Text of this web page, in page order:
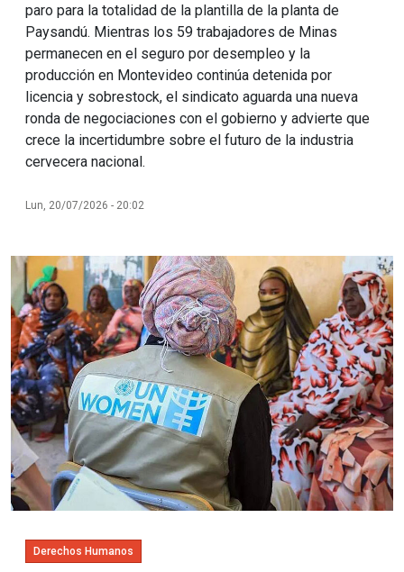
paro para la totalidad de la plantilla de la planta de
Paysandú. Mientras los 59 trabajadores de Minas
permanecen en el seguro por desempleo y la
producción en Montevideo continúa detenida por
licencia y sobrestock, el sindicato aguarda una nueva
ronda de negociaciones con el gobierno y advierte que
crece la incertidumbre sobre el futuro de la industria
cervecera nacional.
Lun, 20/07/2026 - 20:02
Imagen
Derechos Humanos